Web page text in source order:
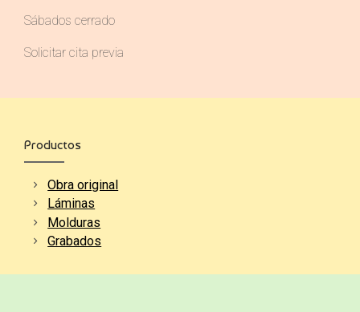
Sábados cerrado
Solicitar cita previa
Productos
Obra original
Láminas
Molduras
Grabados